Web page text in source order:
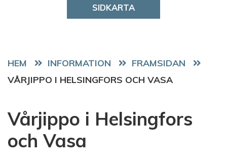
SIDKARTA
HEM
FRAMSIDAN
VÅRJIPPO I HELSINGFORS OCH VASA
Vårjippo i Helsingfors
och Vasa